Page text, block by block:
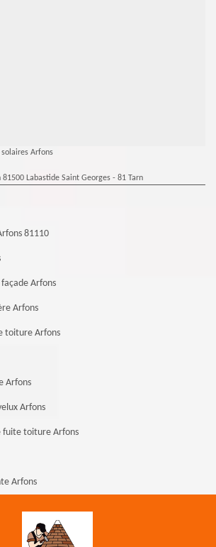
solaires Arfons
Labastide Saint Georges - 81 Tarn
81110
Arfons
Arfons
toiture Arfons
Arfons
Arfons
fuite toiture Arfons
Arfons